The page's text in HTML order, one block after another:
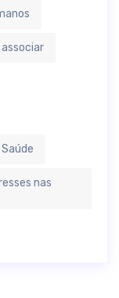
associar
nas